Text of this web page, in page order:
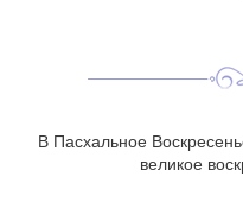
В Пасхальное
великое